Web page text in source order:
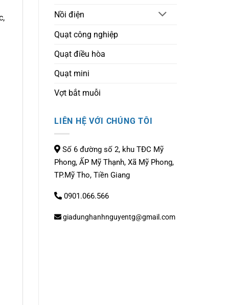
Nồi điện
Quạt công nghiệp
Quạt điều hòa
Quạt mini
Vợt bắt muỗi
LIÊN HỆ VỚI CHÚNG TÔI
Số 6 đường số 2, khu TĐC Mỹ
Phong, ẤP Mỹ Thạnh, Xã Mỹ Phong,
TP.Mỹ Tho, Tiền Giang
0901.066.566
giadunghanhnguyentg@gmail.com